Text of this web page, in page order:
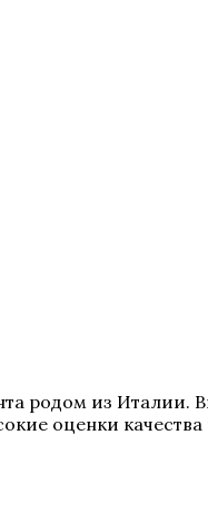
родом из Италии.
оценки